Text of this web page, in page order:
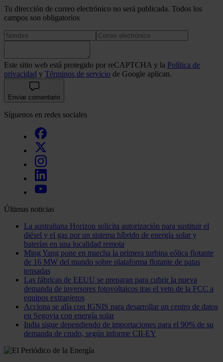
Tu dirección de correo electrónico no será publicada. Todos los
campos son obligatorios
Este sitio web está protegido por reCAPTCHA y la Política de
privacidad y Términos de servicio de Google aplican.
Enviar comentario
Síguenos en redes sociales
Últimas noticias
La australiana Horizon solicita autorización para sustituir el
diésel y el gas por un sistema híbrido de energía solar y
baterías en una localidad remota
Ming Yang pone en marcha la primera turbina eólica flotante
de 16 MW del mundo sobre plataforma flotante de patas
tensadas
Las fábricas de EEUU se preparan para cubrir la nueva
demanda de inversores fotovoltaicos tras el veto de la FCC a
equipos extranjeros
Acciona se alía con IGNIS para desarrollar un centro de datos
en Segovia con energía solar
India sigue dependiendo de importaciones para el 90% de su
demanda de crudo, según informe CII-EY